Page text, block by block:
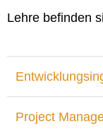
Lehre befinden
Project